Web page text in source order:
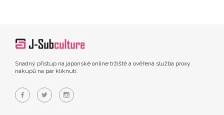
Snadný přístup na japonské online tržiště a ověřená služba proxy
nákupů na pár kliknutí.